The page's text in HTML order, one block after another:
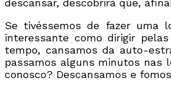
descansar, descobrirá que,
Se tivéssemos de fazer uma
interessante como dirigir
tempo, cansamos da auto-
passamos alguns minutos nas
conosco? Descansamos e